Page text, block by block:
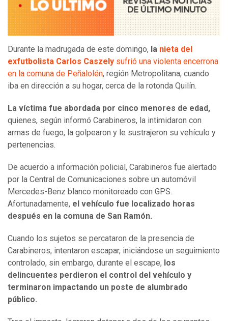
Durante la madrugada de este domingo, la nieta del
exfutbolista Carlos Caszely sufrió una violenta encerrona
en la comuna de Peñalolén, región Metropolitana, cuando
iba en dirección a su hogar, cerca de la rotonda Quilín.
La víctima fue abordada por cinco menores de edad,
quienes, según informó Carabineros, la intimidaron con
armas de fuego, la golpearon y le sustrajeron su vehículo y
pertenencias.
De acuerdo a información policial, Carabineros fue alertado
por la Central de Comunicaciones sobre un automóvil
Mercedes-Benz blanco monitoreado con GPS.
Afortunadamente, el vehículo fue localizado horas
después en la comuna de San Ramón.
Cuando los sujetos se percataron de la presencia de
Carabineros, intentaron escapar, iniciándose un seguimiento
controlado, sin embargo, durante el escape, los
delincuentes perdieron el control del vehículo y
terminaron impactando un poste de alumbrado
público.